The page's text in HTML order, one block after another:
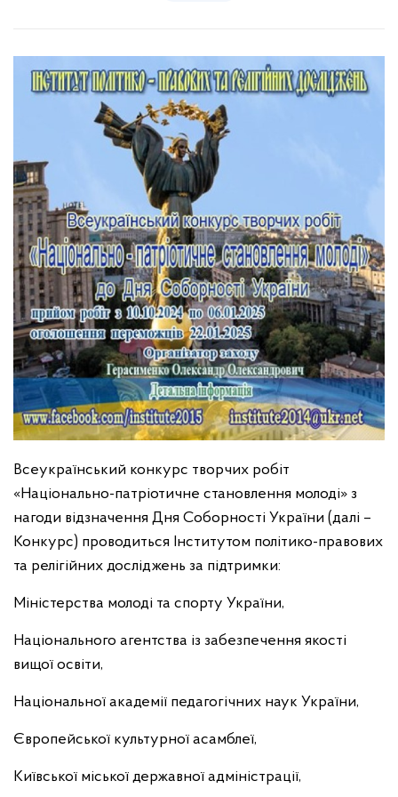
Всеукраїнський конкурс творчих робіт
«Національно-патріотичне становлення молоді» з
нагоди відзначення Дня Соборності України (далі –
Конкурс) проводиться Інститутом політико-правових
та релігійних досліджень за підтримки:
Міністерства молоді та спорту України,
Національного агентства із забезпечення якості
вищої освіти,
Національної академії педагогічних наук України,
Європейської культурної асамблеї,
Київської міської державної адміністрації,